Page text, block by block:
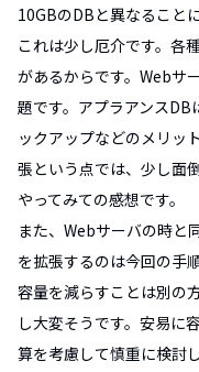
10GBのDBと異なること
これは少し厄介です。各
があるからです。Webサ
題です。アプラアンス
ックアップなどのメリッ
張という点では、少し面
やってみての感想です。
また、Webサーバの時と
を拡張するのは今回の手
容量を減らすことは別の
し大変そうです。安易に
算を考慮して慎重に検討